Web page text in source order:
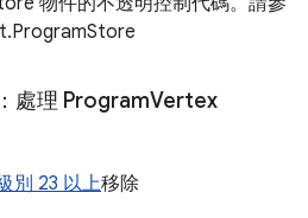
：處理 ProgramVertex
別 23 以上移除